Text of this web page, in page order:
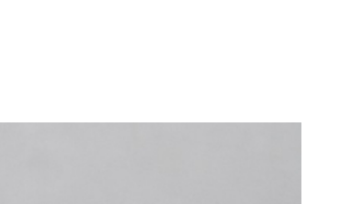
en geeft een signaal als er te weinig